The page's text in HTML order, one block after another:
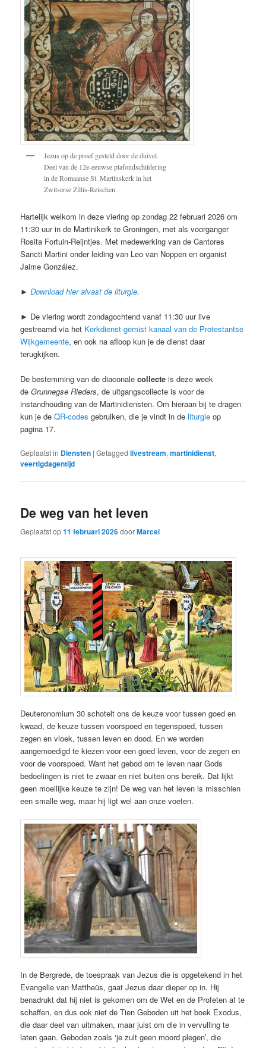
Jezus op de proef gesteld door de duivel.
Deel van de 12e-eeuwse plafondschildering
in de Romaanse St. Martinskerk in het
Zwitserse Zillis-Reischen.
Hartelijk welkom in deze viering op zondag 22 februari 2026 om
11:30 uur in de Martinikerk te Groningen, met als voorganger
Rosita Fortuin-Reijntjes. Met medewerking van de Cantores
Sancti Martini onder leiding van Leo van Noppen en organist
Jaime González.
►Download hier alvast de liturgie.
► De viering wordt zondagochtend vanaf 11:30 uur live
gestreamd via het Kerkdienst-gemist kanaal van de Protestantse
Wijkgemeente, en ook na afloop kun je de dienst daar
terugkijken.
De bestemming van de diaconalecollecte is deze week
deGrunnegse Rieders, de uitgangscollecte is voor de
instandhouding van de Martinidiensten. Om hieraan bij te dragen
kun je deQR-codes gebruiken, die je vindt in deliturgie op
pagina 17.
Geplaatst in Diensten |Getagged livestream,martinidienst,
veertigdagentijd
De weg van het leven
Geplaatst op11 februari 2026doorMarcel
Deuteronomium 30 schotelt ons de keuze voor tussen goed en
kwaad, de keuze tussen voorspoed en tegenspoed, tussen
zegen en vloek, tussen leven en dood. En we worden
aangemoedigd te kiezen voor een goed leven, voor de zegen en
voor de voorspoed. Want het gebod om te leven naar Gods
bedoelingen is niet te zwaar en niet buiten ons bereik. Dat lijkt
geen moeilijke keuze te zijn! De weg van het leven is misschien
een smalle weg, maar hij ligt wel aan onze voeten.
In de Bergrede, de toespraak van Jezus die is opgetekend in het
Evangelie van Mattheüs, gaat Jezus daar dieper op in. Hij
benadrukt dat hij niet is gekomen om de Wet en de Profeten af te
schaffen, en dus ook niet de Tien Geboden uit het boek Exodus,
die daar deel van uitmaken, maar juist om die in vervulling te
laten gaan. Geboden zoals ‘je zult geen moord plegen’, die